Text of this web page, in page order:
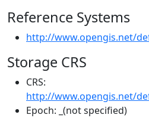
Reference Systems
http://www.opengis.net/
Storage CRS
CRS:
http://www.opengis.net/
Epoch: _(not specified)